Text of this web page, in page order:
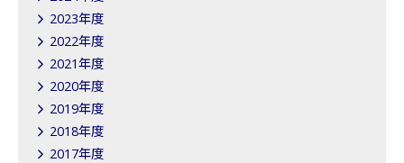
2023年度
2022年度
2021年度
2020年度
2019年度
2018年度
2017年度